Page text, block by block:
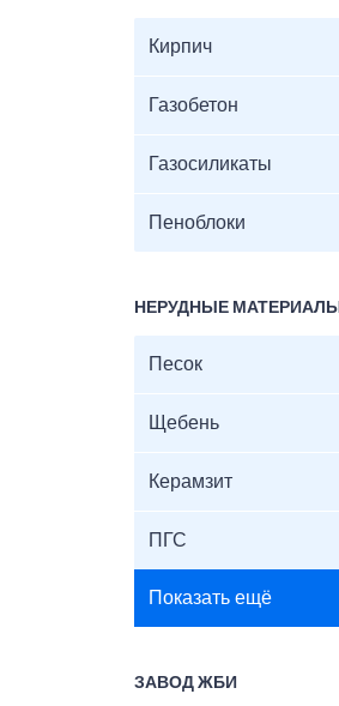
Кирпич
Газобетон
Газосиликаты
Пеноблоки
НЕРУДНЫЕ МАТЕРИАЛЫ
Песок
Щебень
Керамзит
ПГС
Показать ещё
ЗАВОД ЖБИ